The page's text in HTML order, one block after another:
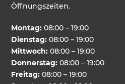
Öffnungszeiten.
Montag: 08:00 – 19:00
Dienstag: 08:00 – 19:00
Mittwoch: 08:00 – 19:00
Donnerstag: 08:00 – 19:00
Freitag: 08:00 – 19:00